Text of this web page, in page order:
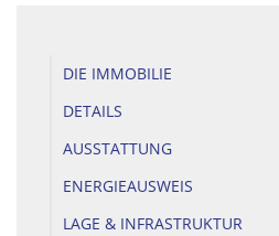
DIE IMMOBILIE
DETAILS
AUSSTATTUNG
ENERGIEAUSWEIS
LAGE & INFRASTRUKTUR